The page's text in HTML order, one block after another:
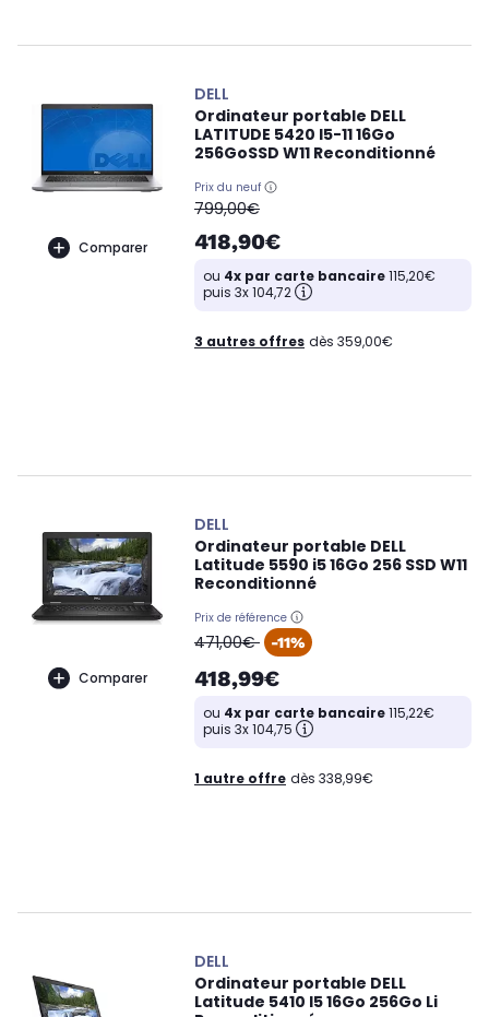
Comparer
DELL
Ordinateur portable DELL
LATITUDE 5420 I5-11 16Go
256GoSSD W11 Reconditionné
Prix du neuf
oldPrice
799,00€
418,90€
ou 4x par carte bancaire115,20€
puis 3x 104,72
3 autres offres dès 359,00€
Comparer
DELL
Ordinateur portable DELL
Latitude 5590 i5 16Go 256 SSD W11
Reconditionné
Prix de référence
oldPrice
471,00€ -11%
418,99€
ou 4x par carte bancaire115,22€
puis 3x 104,75
1 autre offre dès 338,99€
DELL
Ordinateur portable DELL
Latitude 5410 I5 16Go 256Go Li